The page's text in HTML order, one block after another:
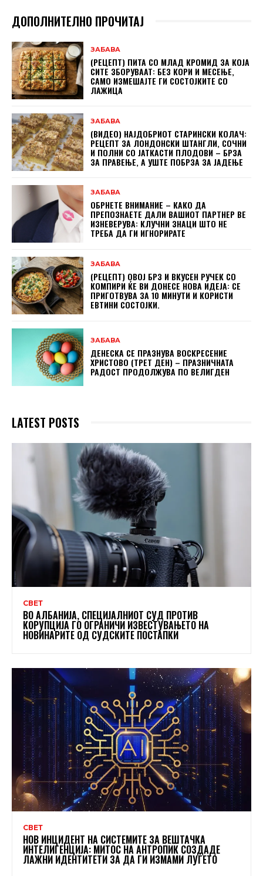
ДОПОЛНИТЕЛНО ПРОЧИТАЈ
ЗАБАВА
(РЕЦЕПТ) ПИТА СО МЛАД КРОМИД ЗА КОЈА
СИТЕ ЗБОРУВААТ: БЕЗ КОРИ И МЕСЕЊЕ,
САМО ИЗМЕШАЈТЕ ГИ СОСТОЈКИТЕ СО
ЛАЖИЦА
ЗАБАВА
(ВИДЕО) НАЈДОБРИОТ СТАРИНСКИ КОЛАЧ:
РЕЦЕПТ ЗА ЛОНДОНСКИ ШТАНГЛИ, СОЧНИ
И ПОЛНИ СО ЈАТКАСТИ ПЛОДОВИ – БРЗА
ЗА ПРАВЕЊЕ, А УШТЕ ПОБРЗА ЗА ЈАДЕЊЕ
ЗАБАВА
ОБРНЕТЕ ВНИМАНИЕ – КАКО ДА
ПРЕПОЗНАЕТЕ ДАЛИ ВАШИОТ ПАРТНЕР ВЕ
ИЗНЕВЕРУВА: КЛУЧНИ ЗНАЦИ ШТО НЕ
ТРЕБА ДА ГИ ИГНОРИРАТЕ
ЗАБАВА
(РЕЦЕПТ) ОВОЈ БРЗ И ВКУСЕН РУЧЕК СО
КОМПИРИ ЌЕ ВИ ДОНЕСЕ НОВА ИДЕЈА: СЕ
ПРИГОТВУВА ЗА 10 МИНУТИ И КОРИСТИ
ЕВТИНИ СОСТОЈКИ.
ЗАБАВА
ДЕНЕСКА СЕ ПРАЗНУВА ВОСКРЕСЕНИЕ
ХРИСТОВО (ТРЕТ ДЕН) – ПРАЗНИЧНАТА
РАДОСТ ПРОДОЛЖУВА ПО ВЕЛИГДЕН
LATEST POSTS
СВЕТ
ВО АЛБАНИЈА, СПЕЦИЈАЛНИОТ СУД ПРОТИВ
КОРУПЦИЈА ГО ОГРАНИЧИ ИЗВЕСТУВАЊЕТО НА
НОВИНАРИТЕ ОД СУДСКИТЕ ПОСТАПКИ
СВЕТ
НОВ ИНЦИДЕНТ НА СИСТЕМИТЕ ЗА ВЕШТАЧКА
ИНТЕЛИГЕНЦИЈА: МИТОС НА АНТРОПИК СОЗДАДЕ
ЛАЖНИ ИДЕНТИТЕТИ ЗА ДА ГИ ИЗМАМИ ЛУЃЕТО